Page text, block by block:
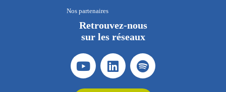
Nos partenaires
Retrouvez-nous
sur les réseaux